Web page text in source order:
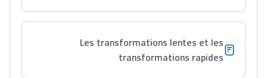
التعليم الثانوي الإعدادي
Post-Bac
Les transformations lentes et les
transformations rapides